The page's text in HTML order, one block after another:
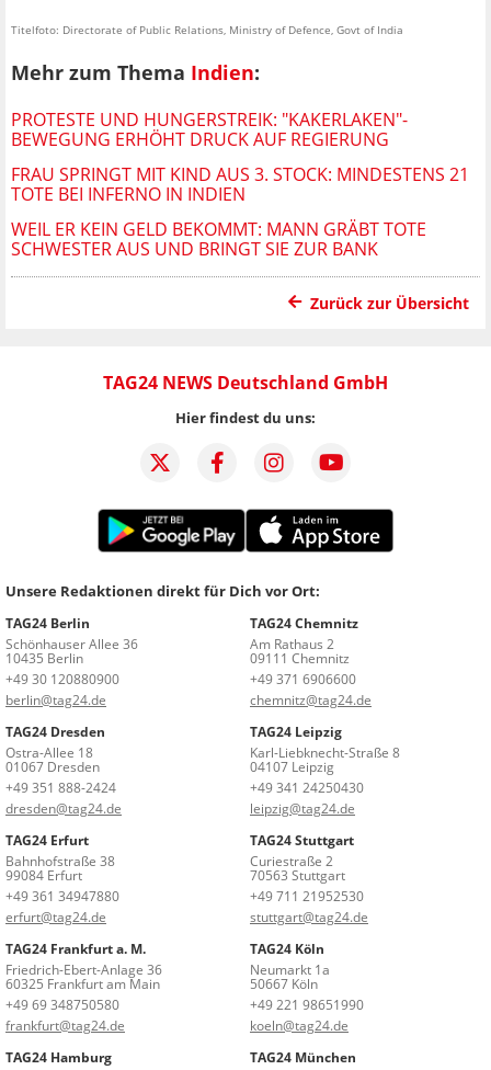
Titelfoto: Directorate of Public Relations, Ministry of Defence, Govt of India
Mehr zum Thema Indien:
PROTESTE UND HUNGERSTREIK: "KAKERLAKEN"-
BEWEGUNG ERHÖHT DRUCK AUF REGIERUNG
FRAU SPRINGT MIT KIND AUS 3. STOCK: MINDESTENS 21
TOTE BEI INFERNO IN INDIEN
WEIL ER KEIN GELD BEKOMMT: MANN GRÄBT TOTE
SCHWESTER AUS UND BRINGT SIE ZUR BANK
Zurück zur Übersicht
TAG24 NEWS Deutschland GmbH
Hier findest du uns:
Unsere Redaktionen direkt für Dich vor Ort:
TAG24 Berlin
Schönhauser Allee 36
10435 Berlin
+49 30 120880900
berlin@tag24.de
TAG24 Chemnitz
Am Rathaus 2
09111 Chemnitz
+49 371 6906600
chemnitz@tag24.de
TAG24 Dresden
Ostra-Allee 18
01067 Dresden
+49 351 888-2424
dresden@tag24.de
TAG24 Leipzig
Karl-Liebknecht-Straße 8
04107 Leipzig
+49 341 24250430
leipzig@tag24.de
TAG24 Erfurt
Bahnhofstraße 38
99084 Erfurt
+49 361 34947880
erfurt@tag24.de
TAG24 Stuttgart
Curiestraße 2
70563 Stuttgart
+49 711 21952530
stuttgart@tag24.de
TAG24 Frankfurt a. M.
Friedrich-Ebert-Anlage 36
60325 Frankfurt am Main
+49 69 348750580
frankfurt@tag24.de
TAG24 Köln
Neumarkt 1a
50667 Köln
+49 221 98651990
koeln@tag24.de
TAG24 Hamburg
TAG24 München